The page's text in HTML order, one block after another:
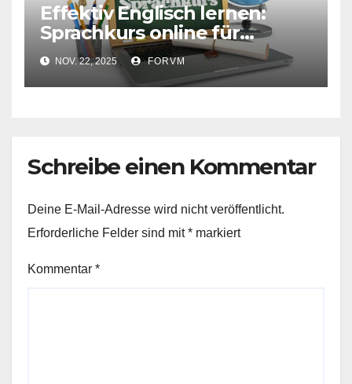
Effektiv Englisch lernen:
Sprachkurs online für
optimales Lernerfolg
NOV. 22, 2025 FORVM
Schreibe einen Kommentar
Deine E-Mail-Adresse wird nicht veröffentlicht.
Erforderliche Felder sind mit* markiert
Kommentar *